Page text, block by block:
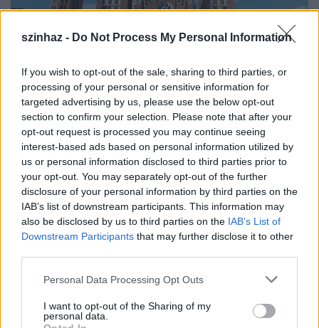
szinhaz - Do Not Process My Personal Information
If you wish to opt-out of the sale, sharing to third parties, or
processing of your personal or sensitive information for
targeted advertising by us, please use the below opt-out
section to confirm your selection. Please note that after your
opt-out request is processed you may continue seeing
interest-based ads based on personal information utilized by
us or personal information disclosed to third parties prior to
your opt-out. You may separately opt-out of the further
disclosure of your personal information by third parties on the
IAB’s list of downstream participants. This information may
also be disclosed by us to third parties on the IAB’s List of
Downstream Participants that may further disclose it to other
Please note that this website/app uses one or more Google
not limited to your visit or usage behaviour. You may click to
grant or deny consent to Google and its third-party tags to
Personal Data Processing Opt Outs
I want to opt-out of the Sharing of my
personal data.
Épül a Dóm téri szabadtéri színpad
mtothorsi•2020. július 16.
Megkezdődött a Szegedi Szabadtéri Játékok Dóm
téri játszóhelyének építése. A fesztivál ikonikus
helyszínének számító téren elsőként ...